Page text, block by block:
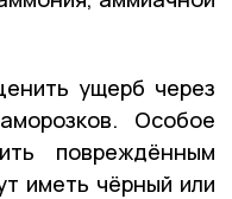
ущерб через
Особое
повреждённым
иметь чёрный или